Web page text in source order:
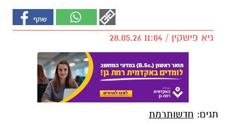
גיא פישקין / 11:04 28.05.26
תגים: חדשותרמת